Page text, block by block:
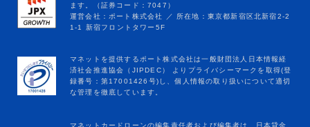
マネットカードローンの編集責任者および編集者は、日本貸金